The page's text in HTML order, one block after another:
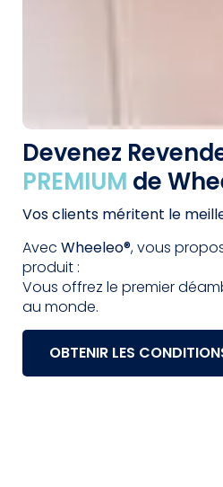
Devenez
PREMIUM de
Vos clients méritent le
Avec Wheeleo®, vous
produit :
Vous offrez le premier
au monde.
OBTENIR LES